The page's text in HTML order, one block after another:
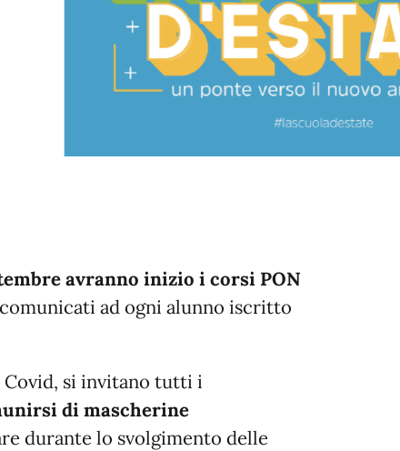
avranno inizio i corsi PON
ad ogni alunno iscritto
si invitano tutti i
di mascherine
durante lo svolgimento delle